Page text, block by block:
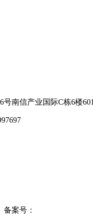
南信产业国际C栋6楼
案号：